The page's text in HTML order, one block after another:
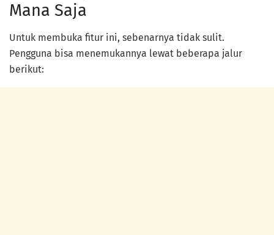
Mana Saja
Untuk membuka fitur ini, sebenarnya tidak sulit.
Pengguna bisa menemukannya lewat beberapa jalur
berikut: